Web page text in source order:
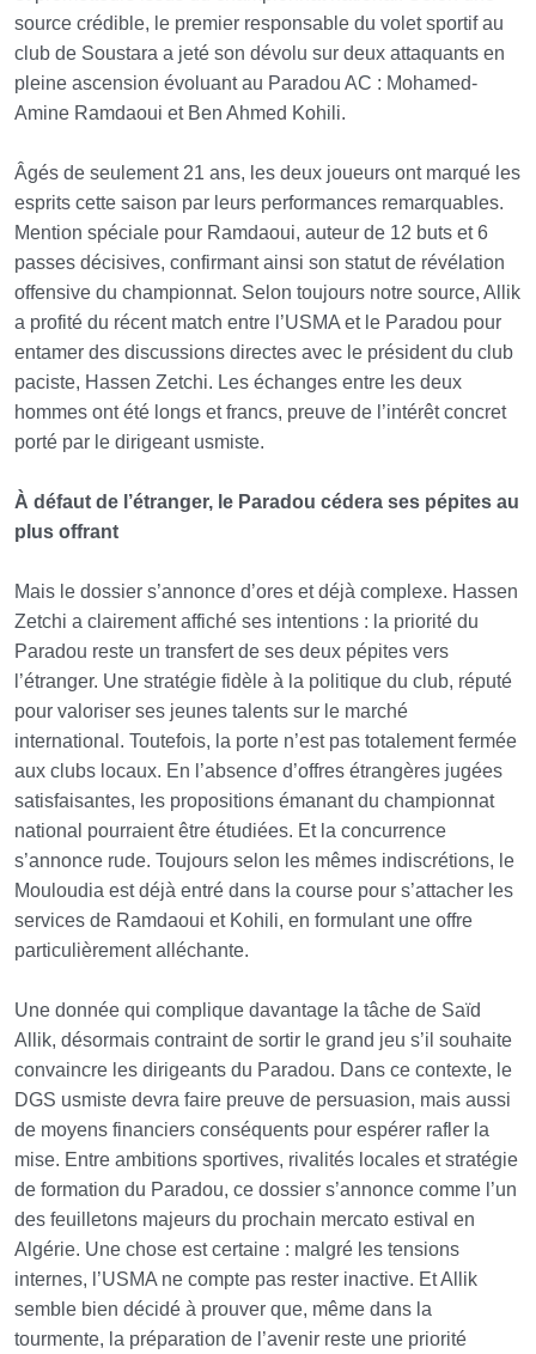
source crédible, le premier responsable du volet sportif au
club de Soustara a jeté son dévolu sur deux attaquants en
pleine ascension évoluant au Paradou AC : Mohamed-
Amine Ramdaoui et Ben Ahmed Kohili.
Âgés de seulement 21 ans, les deux joueurs ont marqué les
esprits cette saison par leurs performances remarquables.
Mention spéciale pour Ramdaoui, auteur de 12 buts et 6
passes décisives, confirmant ainsi son statut de révélation
offensive du championnat. Selon toujours notre source, Allik
a profité du récent match entre l’USMA et le Paradou pour
entamer des discussions directes avec le président du club
paciste, Hassen Zetchi. Les échanges entre les deux
hommes ont été longs et francs, preuve de l’intérêt concret
porté par le dirigeant usmiste.
À défaut de l’étranger, le Paradou cédera ses pépites au
plus offrant
Mais le dossier s’annonce d’ores et déjà complexe. Hassen
Zetchi a clairement affiché ses intentions : la priorité du
Paradou reste un transfert de ses deux pépites vers
l’étranger. Une stratégie fidèle à la politique du club, réputé
pour valoriser ses jeunes talents sur le marché
international. Toutefois, la porte n’est pas totalement fermée
aux clubs locaux. En l’absence d’offres étrangères jugées
satisfaisantes, les propositions émanant du championnat
national pourraient être étudiées. Et la concurrence
s’annonce rude. Toujours selon les mêmes indiscrétions, le
Mouloudia est déjà entré dans la course pour s’attacher les
services de Ramdaoui et Kohili, en formulant une offre
particulièrement alléchante.
Une donnée qui complique davantage la tâche de Saïd
Allik, désormais contraint de sortir le grand jeu s’il souhaite
convaincre les dirigeants du Paradou. Dans ce contexte, le
DGS usmiste devra faire preuve de persuasion, mais aussi
de moyens financiers conséquents pour espérer rafler la
mise. Entre ambitions sportives, rivalités locales et stratégie
de formation du Paradou, ce dossier s’annonce comme l’un
des feuilletons majeurs du prochain mercato estival en
Algérie. Une chose est certaine : malgré les tensions
internes, l’USMA ne compte pas rester inactive. Et Allik
semble bien décidé à prouver que, même dans la
tourmente, la préparation de l’avenir reste une priorité